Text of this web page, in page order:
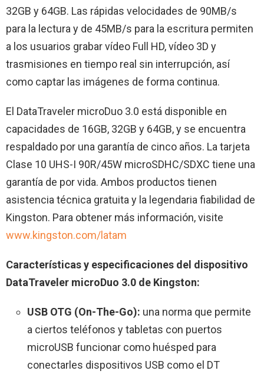
32GB y 64GB. Las rápidas velocidades de 90MB/s
para la lectura y de 45MB/s para la escritura permiten
a los usuarios grabar vídeo Full HD, vídeo 3D y
trasmisiones en tiempo real sin interrupción, así
como captar las imágenes de forma continua.
El DataTraveler microDuo 3.0 está disponible en
capacidades de 16GB, 32GB y 64GB, y se encuentra
respaldado por una garantía de cinco años. La tarjeta
Clase 10 UHS-I 90R/45W microSDHC/SDXC tiene una
garantía de por vida. Ambos productos tienen
asistencia técnica gratuita y la legendaria fiabilidad de
Kingston. Para obtener más información, visite
www.kingston.com/latam
Características y especificaciones del dispositivo
DataTraveler microDuo 3.0 de Kingston:
USB OTG (On-The-Go): una norma que permite
a ciertos teléfonos y tabletas con puertos
microUSB funcionar como huésped para
conectarles dispositivos USB como el DT